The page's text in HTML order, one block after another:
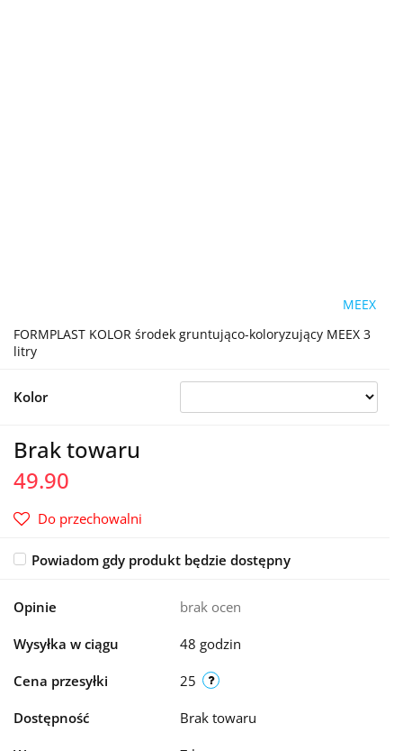
MEEX
FORMPLAST KOLOR środek gruntująco-koloryzujący MEEX 3
litry
Kolor
Brak towaru
49.90
Do przechowalni
Powiadom gdy produkt będzie dostępny
Opinie brak ocen
Wysyłka w ciągu 48 godzin
Cena przesyłki 25
Dostępność Brak towaru